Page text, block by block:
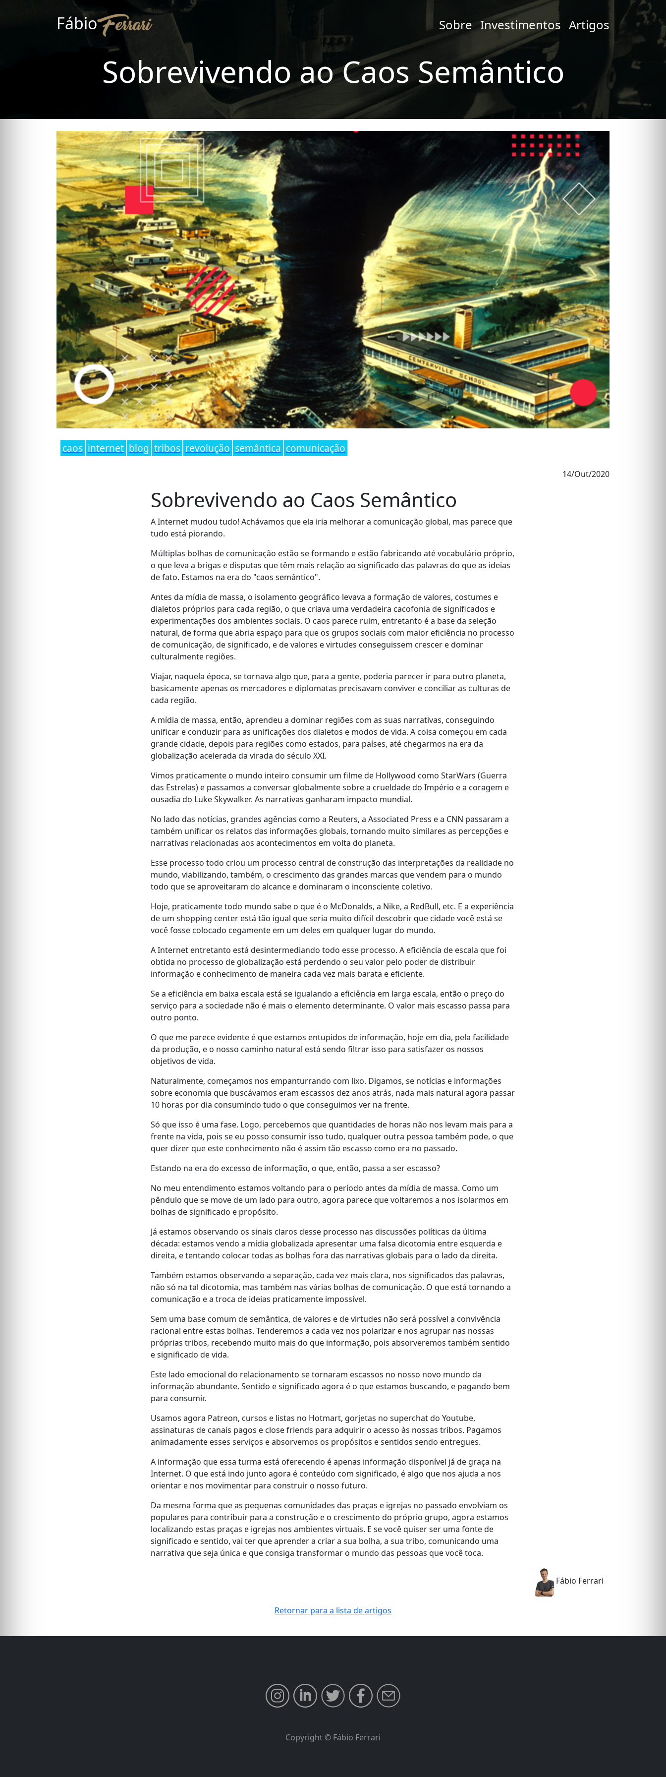
Fábio Sobre Investimentos Artigos
Sobrevivendo ao Caos Semântico
caos internet blog tribos revolução semântica comunicação
14/Out/2020
Sobrevivendo ao Caos Semântico
A Internet mudou tudo! Achávamos que ela iria melhorar a comunicação global, mas parece que
tudo está piorando.
Múltiplas bolhas de comunicação estão se formando e estão fabricando até vocabulário próprio,
o que leva a brigas e disputas que têm mais relação ao significado das palavras do que as ideias
de fato. Estamos na era do "caos semântico".
Antes da mídia de massa, o isolamento geográfico levava a formação de valores, costumes e
dialetos próprios para cada região, o que criava uma verdadeira cacofonia de significados e
experimentações dos ambientes sociais. O caos parece ruim, entretanto é a base da seleção
natural, de forma que abria espaço para que os grupos sociais com maior eficiência no processo
de comunicação, de significado, e de valores e virtudes conseguissem crescer e dominar
culturalmente regiões.
Viajar, naquela época, se tornava algo que, para a gente, poderia parecer ir para outro planeta,
basicamente apenas os mercadores e diplomatas precisavam conviver e conciliar as culturas de
cada região.
A mídia de massa, então, aprendeu a dominar regiões com as suas narrativas, conseguindo
unificar e conduzir para as unificações dos dialetos e modos de vida. A coisa começou em cada
grande cidade, depois para regiões como estados, para países, até chegarmos na era da
globalização acelerada da virada do século XXI.
Vimos praticamente o mundo inteiro consumir um filme de Hollywood como StarWars (Guerra
das Estrelas) e passamos a conversar globalmente sobre a crueldade do Império e a coragem e
ousadia do Luke Skywalker. As narrativas ganharam impacto mundial.
No lado das notícias, grandes agências como a Reuters, a Associated Press e a CNN passaram a
também unificar os relatos das informações globais, tornando muito similares as percepções e
narrativas relacionadas aos acontecimentos em volta do planeta.
Esse processo todo criou um processo central de construção das interpretações da realidade no
mundo, viabilizando, também, o crescimento das grandes marcas que vendem para o mundo
todo que se aproveitaram do alcance e dominaram o inconsciente coletivo.
Hoje, praticamente todo mundo sabe o que é o McDonalds, a Nike, a RedBull, etc. E a experiência
de um shopping center está tão igual que seria muito difícil descobrir que cidade você está se
você fosse colocado cegamente em um deles em qualquer lugar do mundo.
A Internet entretanto está desintermediando todo esse processo. A eficiência de escala que foi
obtida no processo de globalização está perdendo o seu valor pelo poder de distribuir
informação e conhecimento de maneira cada vez mais barata e eficiente.
Se a eficiência em baixa escala está se igualando a eficiência em larga escala, então o preço do
serviço para a sociedade não é mais o elemento determinante. O valor mais escasso passa para
outro ponto.
O que me parece evidente é que estamos entupidos de informação, hoje em dia, pela facilidade
da produção, e o nosso caminho natural está sendo filtrar isso para satisfazer os nossos
objetivos de vida.
Naturalmente, começamos nos empanturrando com lixo. Digamos, se notícias e informações
sobre economia que buscávamos eram escassos dez anos atrás, nada mais natural agora passar
10 horas por dia consumindo tudo o que conseguimos ver na frente.
Só que isso é uma fase. Logo, percebemos que quantidades de horas não nos levam mais para a
frente na vida, pois se eu posso consumir isso tudo, qualquer outra pessoa também pode, o que
quer dizer que este conhecimento não é assim tão escasso como era no passado.
Estando na era do excesso de informação, o que, então, passa a ser escasso?
No meu entendimento estamos voltando para o período antes da mídia de massa. Como um
pêndulo que se move de um lado para outro, agora parece que voltaremos a nos isolarmos em
bolhas de significado e propósito.
Já estamos observando os sinais claros desse processo nas discussões políticas da última
década: estamos vendo a mídia globalizada apresentar uma falsa dicotomia entre esquerda e
direita, e tentando colocar todas as bolhas fora das narrativas globais para o lado da direita.
Também estamos observando a separação, cada vez mais clara, nos significados das palavras,
não só na tal dicotomia, mas também nas várias bolhas de comunicação. O que está tornando a
comunicação e a troca de ideias praticamente impossível.
Sem uma base comum de semântica, de valores e de virtudes não será possível a convivência
racional entre estas bolhas. Tenderemos a cada vez nos polarizar e nos agrupar nas nossas
próprias tribos, recebendo muito mais do que informação, pois absorveremos também sentido
e significado de vida.
Este lado emocional do relacionamento se tornaram escassos no nosso novo mundo da
informação abundante. Sentido e significado agora é o que estamos buscando, e pagando bem
para consumir.
Usamos agora Patreon, cursos e listas no Hotmart, gorjetas no superchat do Youtube,
assinaturas de canais pagos e close friends para adquirir o acesso às nossas tribos. Pagamos
animadamente esses serviços e absorvemos os propósitos e sentidos sendo entregues.
A informação que essa turma está oferecendo é apenas informação disponível já de graça na
Internet. O que está indo junto agora é conteúdo com significado, é algo que nos ajuda a nos
orientar e nos movimentar para construir o nosso futuro.
Da mesma forma que as pequenas comunidades das praças e igrejas no passado envolviam os
populares para contribuir para a construção e o crescimento do próprio grupo, agora estamos
localizando estas praças e igrejas nos ambientes virtuais. E se você quiser ser uma fonte de
significado e sentido, vai ter que aprender a criar a sua bolha, a sua tribo, comunicando uma
narrativa que seja única e que consiga transformar o mundo das pessoas que você toca.
Fábio Ferrari
Retornar para a lista de artigos
Copyright © Fábio Ferrari